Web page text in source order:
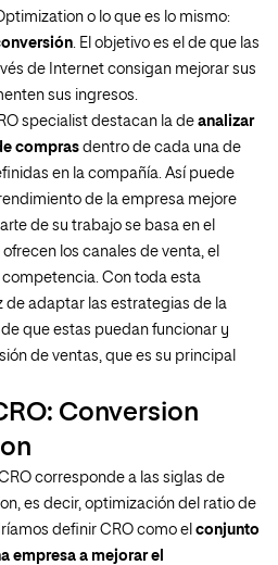
o lo que es lo mismo:
. El objetivo es el de que las
de Internet consigan mejorar sus
sus ingresos.
specialist destacan la de analizar
compras dentro de cada una de
en la compañía. Así puede
de la empresa mejore
de su trabajo se basa en el
ofrecen los canales de venta, el
Con toda esta
de adaptar las estrategias de la
que estas puedan funcionar y
de ventas, que es su principal
Conversion
corresponde a las siglas de
es decir, optimización del ratio de
definir CRO como el conjunto
empresa a mejorar el